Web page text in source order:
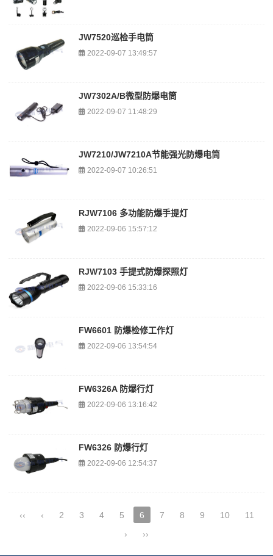
JW7520巡检手电筒
2022-09-07 13:49:57
JW7302A/B微型防爆电筒
2022-09-07 11:48:29
JW7210/JW7210A节能强光防爆电筒
2022-09-07 10:26:51
RJW7106 多功能防爆手提灯
2022-09-06 15:57:12
RJW7103 手提式防爆探照灯
2022-09-06 15:33:16
FW6601 防爆检修工作灯
2022-09-06 13:54:54
FW6326A 防爆行灯
2022-09-06 13:16:42
FW6326 防爆行灯
2022-09-06 12:54:37
‹‹ ‹ 2 3 4 5 6 7 8 9 10
11
›
››